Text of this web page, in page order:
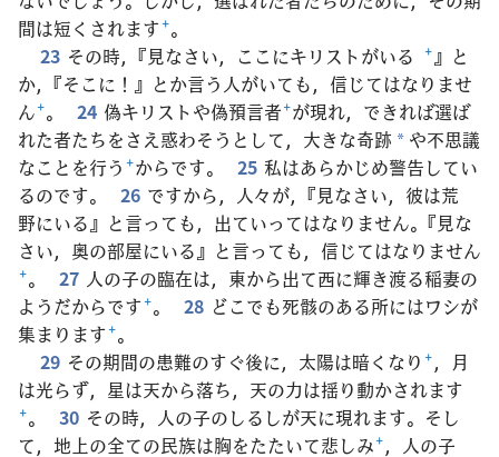
間は短くされます+。
23 その時，『見なさい，ここにキリストがいる +』と
か，『そこに！』とか言う人がいても，信じてはなりませ
ん+。 24 偽キリストや偽預言者+が現れ，できれば選ば
れた者たちをさえ惑わそうとして，大きな奇跡 * や不思議
なことを行う +からです。 25 私はあらかじめ警告してい
るのです。
26 ですから，人々が，『見なさい，彼は荒
野にいる』と言っても，出ていってはなりません。『見な
さい，奥の部屋にいる』と言っても，信じてはなりません
+。 27 人の子の臨在は，東から出て西に輝き渡る稲妻の
ようだからです+。 28 どこでも死骸のある所にはワシが
集まります+。
29 その期間の患難のすぐ後に，太陽は暗くなり +，月
は光らず，星は天から落ち，天の力は揺り動かされます
+。 30 その時，人の子のしるしが天に現れます。そし
て，地上の全ての民族は胸をたたいて悲しみ+，人の子